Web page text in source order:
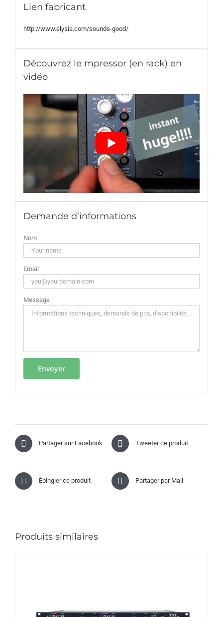
Lien fabricant
http://www.elysia.com/sounds-good/
Découvrez le mpressor (en rack) en
vidéo
Demande d’informations
Nom
Email
Message
Partager sur Facebook Tweeter ce produit
Épingler ce produit Partager par Mail
Produits similaires